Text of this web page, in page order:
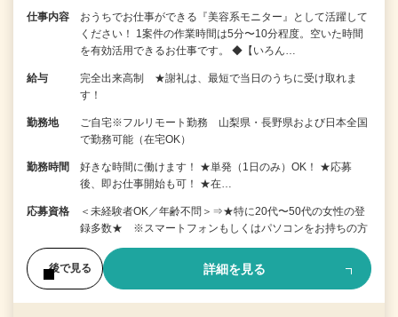
仕事内容
おうちでお仕事ができる『美容系モニター』として活躍して
ください！ 1案件の作業時間は5分〜10分程度。空いた時間
を有効活用できるお仕事です。 ◆【いろん…
給与
完全出来高制 ★謝礼は、最短で当日のうちに受け取れま
す！
勤務地
ご自宅※フルリモート勤務 山梨県・長野県および日本全国
で勤務可能（在宅OK）
勤務時間
好きな時間に働けます！ ★単発（1日のみ）OK！ ★応募
後、即お仕事開始も可！ ★在…
応募資格
＜未経験者OK／年齢不問＞⇒★特に20代〜50代の女性の登
録多数★ ※スマートフォンもしくはパソコンをお持ちの方
後で見る 詳細を見る